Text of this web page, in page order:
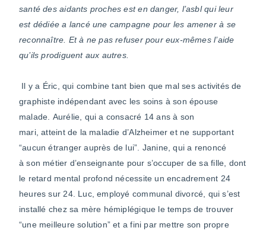
santé des aidants proches est en danger, l’asbl qui leur
est dédiée a lancé une campagne pour les amenerà se
reconnaître. Et à ne pas refuser pour eux-mêmes l’aide
qu’ils prodiguent aux autres.
Il y a Éric, qui combine tant bien que mal ses activités de
graphiste indépendant avec les soins à son épouse
malade. Aurélie, qui a consacré 14 ans à son
mari, atteint de la maladie d’Alzheimer et ne supportant
“aucun étranger auprès de lui”. Janine, qui a renoncé
à son métier d’enseignante pour s’occuper de sa fille, dont
le retard mental profond nécessite un encadrement 24
heures sur 24. Luc, employé communal divorcé, qui s’est
installé chez sa mère hémiplégique le temps de trouver
“une meilleure solution” et a fini par mettre son propre